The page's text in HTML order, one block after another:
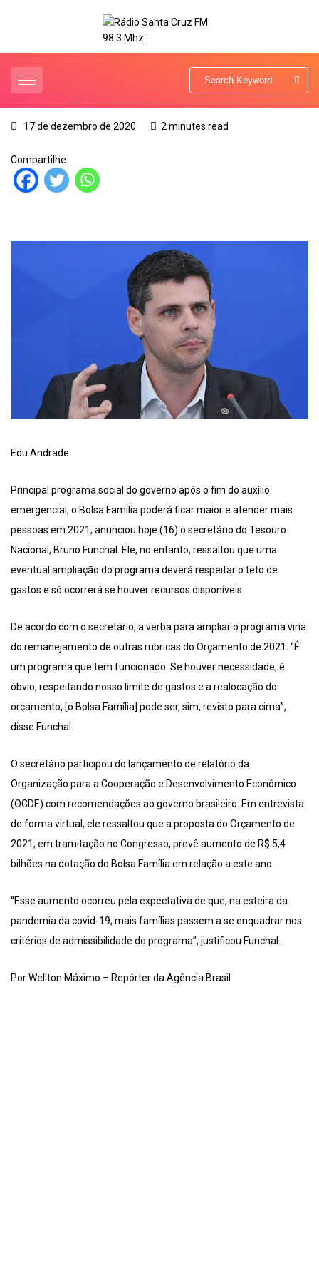
17 de dezembro de 2020 2 minutes read
Compartilhe
Edu Andrade
Principal programa social do governo após o fim do auxílio
emergencial, o Bolsa Família poderá ficar maior e atender mais
pessoas em 2021, anunciou hoje (16) o secretário do Tesouro
Nacional, Bruno Funchal. Ele, no entanto, ressaltou que uma
eventual ampliação do programa deverá respeitar o teto de
gastos e só ocorrerá se houver recursos disponíveis.
De acordo com o secretário, a verba para ampliar o programa viria
do remanejamento de outras rubricas do Orçamento de 2021. “É
um programa que tem funcionado. Se houver necessidade, é
óbvio, respeitando nosso limite de gastos e a realocação do
orçamento, [o Bolsa Família] pode ser, sim, revisto para cima”,
disse Funchal.
O secretário participou do lançamento de relatório da
Organização para a Cooperação e Desenvolvimento Econômico
(OCDE) com recomendações ao governo brasileiro. Em entrevista
de forma virtual, ele ressaltou que a proposta do Orçamento de
2021, em tramitação no Congresso, prevê aumento de R$ 5,4
bilhões na dotação do Bolsa Família em relação a este ano.
“Esse aumento ocorreu pela expectativa de que, na esteira da
pandemia da covid-19, mais famílias passem a se enquadrar nos
critérios de admissibilidade do programa”, justificou Funchal.
Por Wellton Máximo – Repórter da Agência Brasil